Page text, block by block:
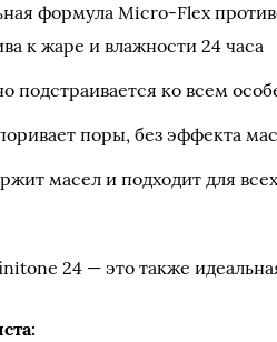
формула Micro-Flex
к жаре и влажности 24 часа
подстраивается ко всем
поры, без эффекта
масел и подходит для
24 — это также